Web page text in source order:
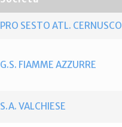
PRO SESTO ATL. CERNUSCO
G.S. FIAMME AZZURRE
S.A. VALCHIESE